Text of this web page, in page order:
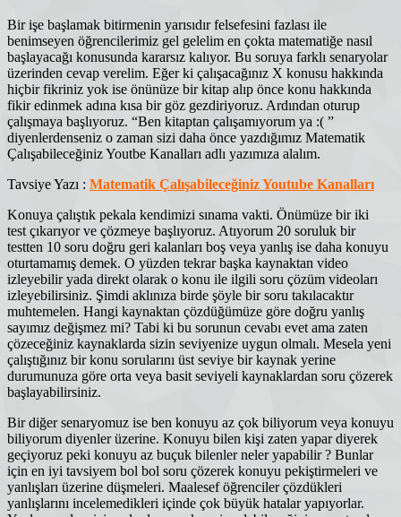
Bir işe başlamak bitirmenin yarısıdır felsefesini fazlası ile
benimseyen öğrencilerimiz gel gelelim en çokta matematiğe nasıl
başlayacağı konusunda kararsız kalıyor. Bu soruya farklı senaryolar
üzerinden cevap verelim. Eğer ki çalışacağınız X konusu hakkında
hiçbir fikriniz yok ise önünüze bir kitap alıp önce konu hakkında
fikir edinmek adına kısa bir göz gezdiriyoruz. Ardından oturup
çalışmaya başlıyoruz. “Ben kitaptan çalışamıyorum ya :( ”
diyenlerdenseniz o zaman sizi daha önce yazdığımız Matematik
Çalışabileceğiniz Youtbe Kanalları adlı yazımıza alalım.
Tavsiye Yazı : Matematik Çalışabileceğiniz Youtube Kanalları
Konuya çalıştık pekala kendimizi sınama vakti. Önümüze bir iki
test çıkarıyor ve çözmeye başlıyoruz. Atıyorum 20 soruluk bir
testten 10 soru doğru geri kalanları boş veya yanlış ise daha konuyu
oturtamamış demek. O yüzden tekrar başka kaynaktan video
izleyebilir yada direkt olarak o konu ile ilgili soru çözüm videoları
izleyebilirsiniz. Şimdi aklınıza birde şöyle bir soru takılacaktır
muhtemelen. Hangi kaynaktan çözdüğümüze göre doğru yanlış
sayımız değişmez mi? Tabi ki bu sorunun cevabı evet ama zaten
çözeceğiniz kaynaklarda sizin seviyenize uygun olmalı. Mesela yeni
çalıştığınız bir konu sorularını üst seviye bir kaynak yerine
durumunuza göre orta veya basit seviyeli kaynaklardan soru çözerek
başlayabilirsiniz.
Bir diğer senaryomuz ise ben konuyu az çok biliyorum veya konuyu
biliyorum diyenler üzerine. Konuyu bilen kişi zaten yapar diyerek
geçiyoruz peki konuyu az buçuk bilenler neler yapabilir ? Bunlar
için en iyi tavsiyem bol bol soru çözerek konuyu pekiştirmeleri ve
yanlışları üzerine düşmeleri. Maalesef öğrenciler çözdükleri
yanlışlarını incelemedikleri içinde çok büyük hatalar yapıyorlar.